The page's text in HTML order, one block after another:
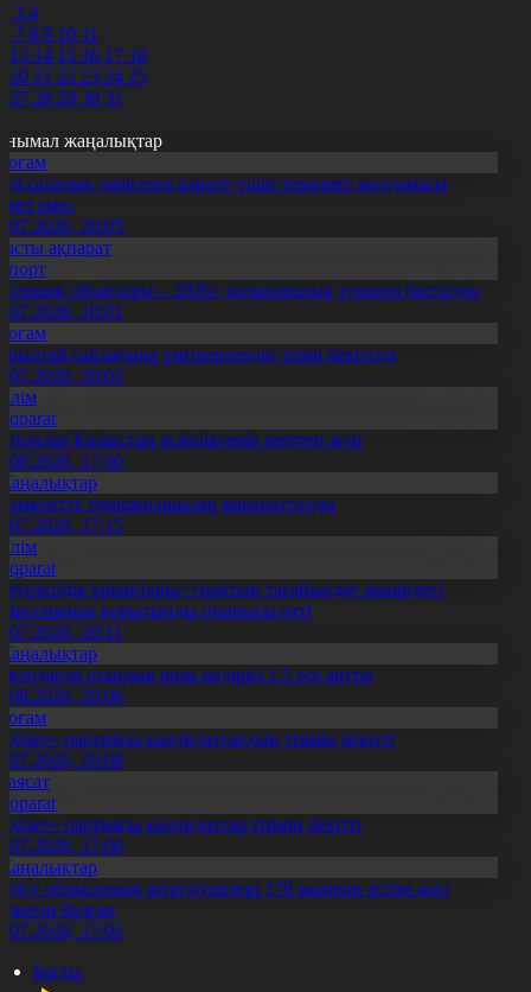
3 4
7 8 9 10 11
13 14 15 16 17 18
20 21 22 23 24 25
27 28 29 30 31
жаңалықтар
салалық дәрігерге қаралу үшін терапевт жолдамасы
емес
20:05
ақпарат
ойындары – 2026» халықаралық турнирі басталды
10:01
сайлауына үміткерлердің тізімі бекітілді
20:03
Қазақстан өсімдіктерін зерттеп жүр
17:30
теміржолшылар марапатталды
17:15
ұрпақтары» грантын тағайындау жөніндегі
қорытынды отырысы өтті
20:11
отандық өнім өндірісі 1,5 есе артты
20:06
партиясы кандидаттардың тізімін бекітті
20:08
партиясы кандидаттар тізімін бекітті
17:00
облысының жүргізушілері 170 мыңнан астам жол
бұзған
17:02
Басты